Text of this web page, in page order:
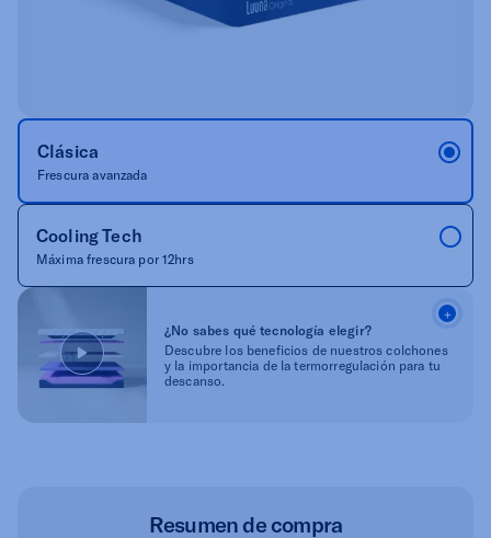
Clásica
Frescura avanzada
Cooling Tech
Máxima frescura por 12hrs
¿No sabes qué tecnología elegir?
Descubre los beneficios de nuestros colchones
y la importancia de la termorregulación para tu
descanso.
Resumen de compra